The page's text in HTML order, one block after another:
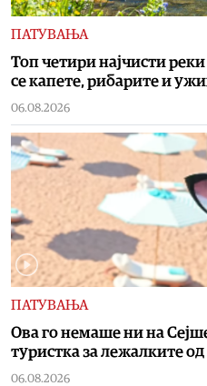
ПАТУВАЊА
Топ четири најчисти
се капете, рибарите и
06.08.2026
ПАТУВАЊА
Ова го немаше ни на
туристка за лежалките
06.08.2026